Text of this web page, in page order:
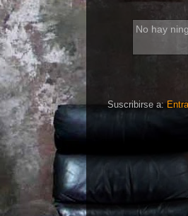
No hay
Suscribirse a: